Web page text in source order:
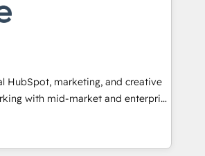
🏆2013 HubSpot Marketplace
🏆2011 Became a HubSpot
in 1997
your API Integration project... ⬅️
⬅️ to access 150+ Kickstart
that put HubSpot in the center
🛍️ Shopify or
Stripe or Paypal 💰 Sage or
or Microsoft ✍️ DocuSign or
"Custom Integrations"
sync data across... 🔄 any
HubSpot, marketing, and creative
with mid-market and enterprise
and teams that turn
growth engine. Named